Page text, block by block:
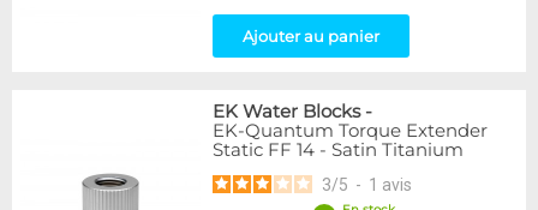
Ajouter au panier
EK Water Blocks-
EK-Quantum Torque Extender
Static FF 14 - Satin Titanium
3/5 - 1 avis